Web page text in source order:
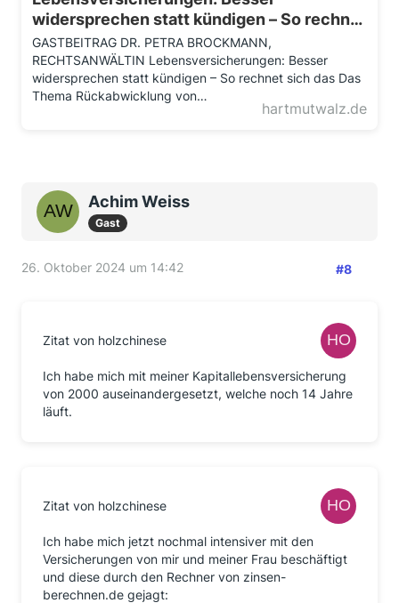
widersprechen statt kündigen – So rechnet
sich das - Prof. Dr. Hartmut Walz
GASTBEITRAG DR. PETRA BROCKMANN,
RECHTSANWÄLTIN Lebensversicherungen: Besser
widersprechen statt kündigen – So rechnet sich das Das
Thema Rückabwicklung von…
hartmutwalz.de
Achim Weiss
Gast
26. Oktober 2024 um 14:42 #8
Zitat von holzchinese
Ich habe mich mit meiner Kapitallebensversicherung
von 2000 auseinandergesetzt, welche noch 14 Jahre
läuft.
Zitat von holzchinese
Ich habe mich jetzt nochmal intensiver mit den
Versicherungen von mir und meiner Frau beschäftigt
und diese durch den Rechner von zinsen-
berechnen.de gejagt: